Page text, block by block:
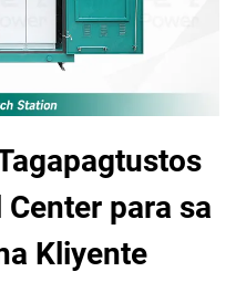
para sa
Kliyente